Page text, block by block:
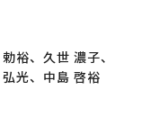
裕、久世 濃子、
光、中島 啓裕